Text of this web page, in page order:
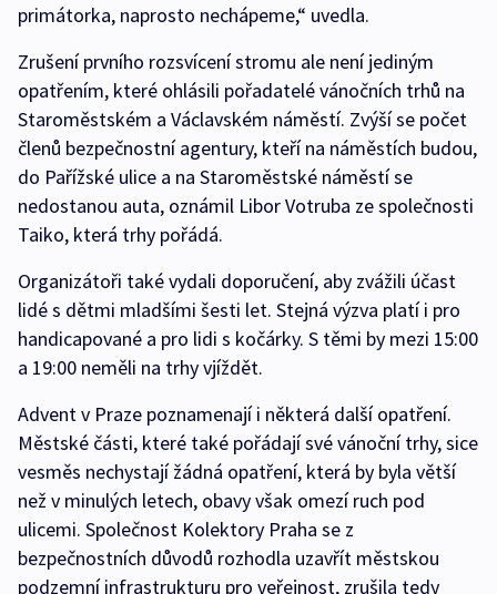
primátorka, naprosto nechápeme,“ uvedla.
Zrušení prvního rozsvícení stromu ale není jediným
opatřením, které ohlásili pořadatelé vánočních trhů na
Staroměstském a Václavském náměstí. Zvýší se počet
členů bezpečnostní agentury, kteří na náměstích budou,
do Pařížské ulice a na Staroměstské náměstí se
nedostanou auta, oznámil Libor Votruba ze společnosti
Taiko, která trhy pořádá.
Organizátoři také vydali doporučení, aby zvážili účast
lidé s dětmi mladšími šesti let. Stejná výzva platí i pro
handicapované a pro lidi s kočárky. S těmi by mezi 15:00
a 19:00 neměli na trhy vjíždět.
Advent v Praze poznamenají i některá další opatření.
Městské části, které také pořádají své vánoční trhy, sice
vesměs nechystají žádná opatření, která by byla větší
než v minulých letech, obavy však omezí ruch pod
ulicemi. Společnost Kolektory Praha se z
bezpečnostních důvodů rozhodla uzavřít městskou
podzemní infrastrukturu pro veřejnost, zrušila tedy